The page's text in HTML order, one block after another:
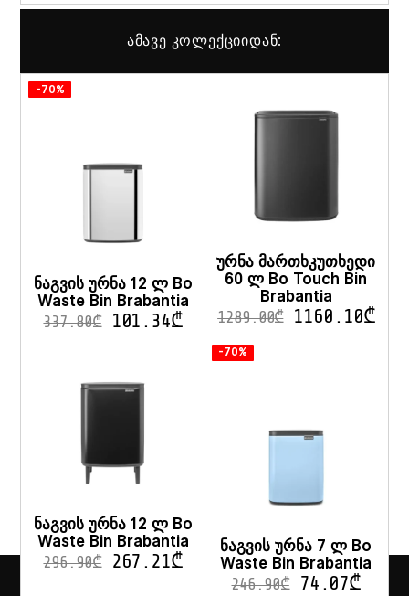
ამავე კოლექციიდან:
-70%
ნაგვის ურნა 12 ლ Bo
Waste Bin Brabantia
337.80₾ 101.34₾
ურნა მართხკუთხედი
60 ლ Bo Touch Bin
Brabantia
1289.00₾ 1160.10₾
ნაგვის ურნა 12 ლ Bo
Waste Bin Brabantia
296.90₾ 267.21₾
-70%
ნაგვის ურნა 7 ლ Bo
Waste Bin Brabantia
246.90₾ 74.07₾